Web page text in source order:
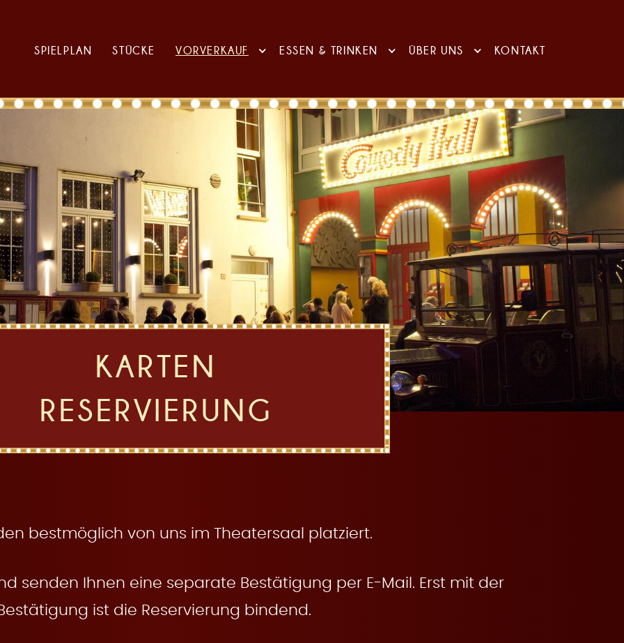
SPIELPLAN STÜCKE VORVERKAUF ESSEN & TRINKEN ÜBER UNS KONTAKT
KARTEN
RESERVIERUNG
bestmöglich von uns im Theatersaal platziert.
senden Ihnen eine separate Bestätigung per E-Mail. Erst mit der
ist die Reservierung bindend.